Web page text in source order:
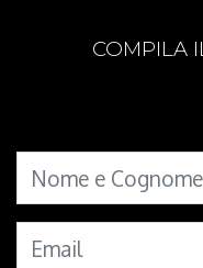
COMPILA